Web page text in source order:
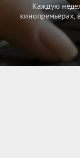
Каждую
кинопремьерах,